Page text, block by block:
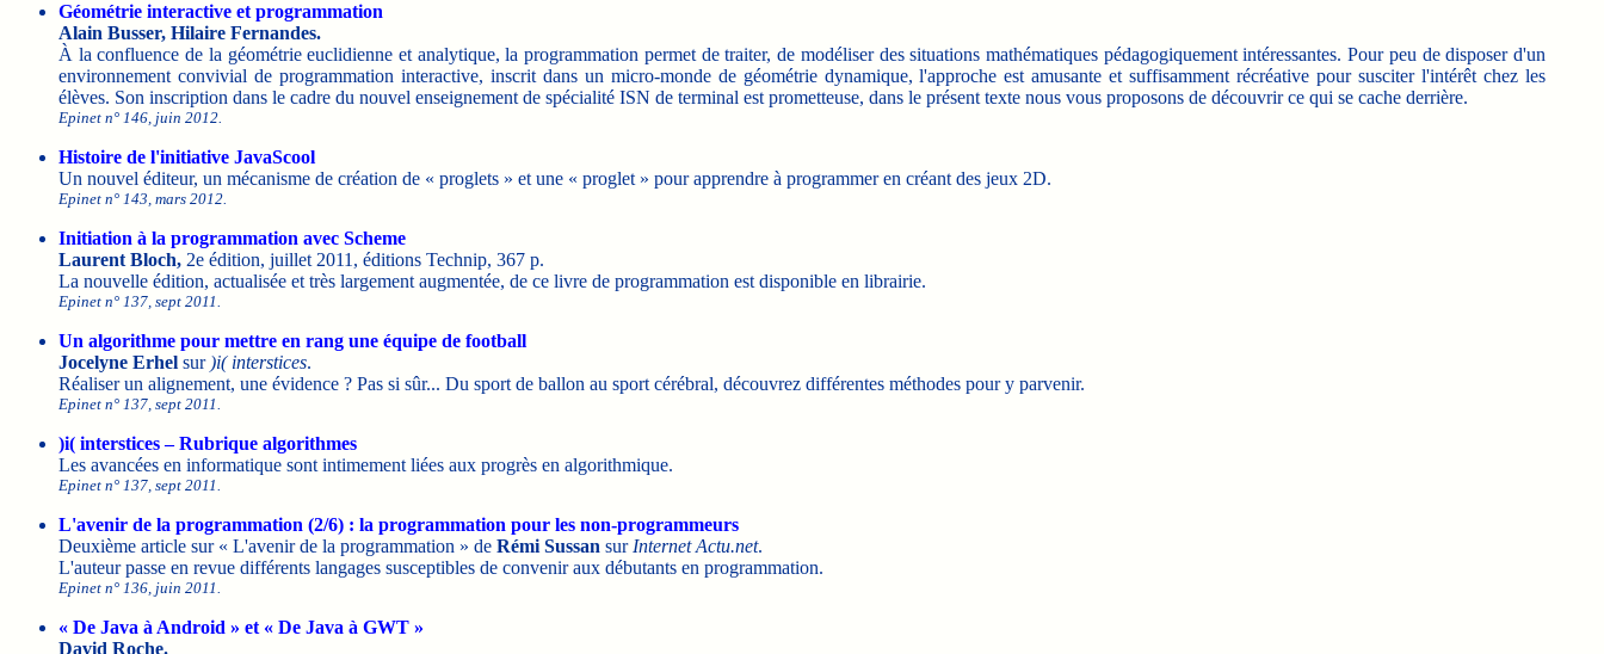
Géométrie interactive et programmation
Alain Busser, Hilaire Fernandes.
À la confluence de la géométrie euclidienne et analytique, la programmation permet de traiter, de modéliser des situations mathématiques pédagogiquement intéressantes. Pour peu de disposer d'un
environnement convivial de programmation interactive, inscrit dans un micro-monde de géométrie dynamique, l'approche est amusante et suffisamment récréative pour susciter l'intérêt chez les
élèves. Son inscription dans le cadre du nouvel enseignement de spécialité ISN de terminal est prometteuse, dans le présent texte nous vous proposons de découvrir ce qui se cache derrière.
Epinet n° 146, juin 2012.
Histoire de l'initiative JavaScool
Un nouvel éditeur, un mécanisme de création de « proglets » et une « proglet » pour apprendre à programmer en créant des jeux 2D.
Epinet n° 143, mars 2012.
Initiation à la programmation avec Scheme
Laurent Bloch, 2e édition, juillet 2011, éditions Technip, 367 p.
La nouvelle édition, actualisée et très largement augmentée, de ce livre de programmation est disponible en librairie.
Epinet n° 137, sept 2011.
Un algorithme pour mettre en rang une équipe de football
Jocelyne Erhel sur )i( interstices.
Réaliser un alignement, une évidence ? Pas si sûr... Du sport de ballon au sport cérébral, découvrez différentes méthodes pour y parvenir.
Epinet n° 137, sept 2011.
)i( interstices – Rubrique algorithmes
Les avancées en informatique sont intimement liées aux progrès en algorithmique.
Epinet n° 137, sept 2011.
L'avenir de la programmation (2/6) : la programmation pour les non-programmeurs
Deuxième article sur « L'avenir de la programmation » de Rémi Sussan surInternet Actu.net.
L'auteur passe en revue différents langages susceptibles de convenir aux débutants en programmation.
Epinet n° 136, juin 2011.
« De Java à Android » et « De Java à GWT »
David Roche.